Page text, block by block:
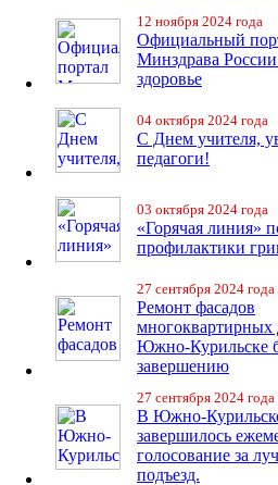
12 ноября 2024 года
Официальный
Минздрава
здоровье
04 октября 2024 года
С Днем учителя,
педагоги!
03 октября 2024 года
«Горячая линия»
профилактики
27 сентября 2024 года
Ремонт фасадов
многоквартирных
Южно-Курильске
завершению
27 сентября 2024 года
В Южно-
завершилось
голосование за
подъезд.